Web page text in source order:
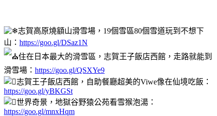
志賀高原燒額山滑雪場，19個雪區80個雪道玩到不想下
山： https://goo.gl/DSaz1N
住在日本最大的滑雪區，志賀王子飯店西館，走路就能到
滑雪場： https://goo.gl/QSXYe9
志賀王子飯店西館，自助餐廳超美的Viwe像在仙境吃飯：
https://goo.gl/yBKGSt
世界奇景，地獄谷野猿公苑看雪猴泡湯：
https://goo.gl/mnxHqm